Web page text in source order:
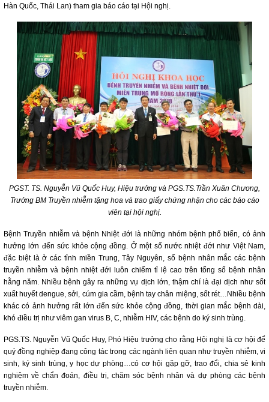
Hàn Quốc, Thái Lan) tham gia báo cáo tại Hội nghị.
PGST. TS. Nguyễn Vũ Quốc Huy, Hiệu trưởng và PGS.TS.Trần Xuân Chương,
Trưởng BM Truyền nhiễm tặng hoa và trao giấy chứng nhận cho các báo cáo
viên tại hội nghị.
Bệnh Truyền nhiễm và bệnh Nhiệt đới là những nhóm bệnh phổ biến, có ảnh
hưởng lớn đến sức khỏe cộng đồng. Ở một số nước nhiệt đới như Việt Nam,
đặc biệt là ở các tỉnh miền Trung, Tây Nguyên, số bệnh nhân mắc các bệnh
truyền nhiễm và bệnh nhiệt đới luôn chiếm tỉ lệ cao trên tổng số bệnh nhân
hằng năm. Nhiều bệnh gây ra những vụ dịch lớn, thậm chí là đại dịch như sốt
xuất huyết dengue, sởi, cúm gia cầm, bệnh tay chân miệng, sốt rét…Nhiều bệnh
khác có ảnh hưởng rất lớn đến sức khỏe cộng đồng, thời gian mắc bệnh dài,
khó điều trị như viêm gan virus B, C, nhiễm HIV, các bệnh do ký sinh trùng.
PGS.TS. Nguyễn Vũ Quốc Huy, Phó Hiệu trưởng cho rằng Hội nghị là cơ hội để
quý đồng nghiệp đang công tác trong các ngành liên quan như truyền nhiễm, vi
sinh, ký sinh trùng, y học dự phòng…có cơ hội gặp gỡ, trao đổi, chia sẻ kinh
nghiệm về chẩn đoán, điều trị, chăm sóc bệnh nhân và dự phòng các bệnh
truyền nhiễm.